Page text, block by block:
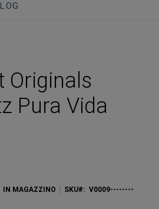
Originals
Pura Vida
IN MAGAZZINO SKU V0009--------